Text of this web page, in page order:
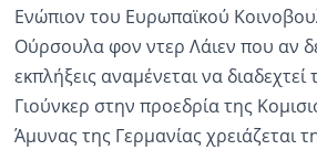
Πολιτική
Οικονομία
Αθλητικά
Ενώπιον του Ευρωπαϊκού
Ούρσουλα φον ντερ Λάιεν που αν
εκπλήξεις αναμένεται να
Γιούνκερ στην προεδρία της
Άμυνας της Γερμανίας χρειάζεται